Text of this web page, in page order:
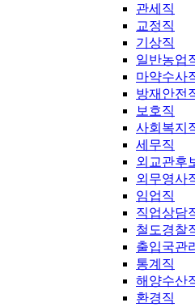
관세직
교정직
기상직
일반농업
마약수사
방재안전
보호직
사회복지
세무직
외교관후
외무영사
임업직
직업상담
철도경찰
출입국관
통계직
해양수산
환경직